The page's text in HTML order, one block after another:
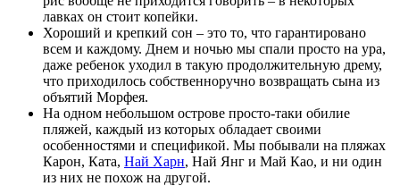
лавках он стоит копейки.
Хороший и крепкий сон – это то, что гарантировано
всем и каждому. Днем и ночью мы спали просто на ура,
даже ребенок уходил в такую продолжительную дрему,
что приходилось собственноручно возвращать сына из
объятий Морфея.
На одном небольшом острове просто-таки обилие
пляжей, каждый из которых обладает своими
особенностями и спецификой. Мы побывали на пляжах
Карон, Ката, Най Харн, Най Янг и Май Као, и ни один
из них не похож на другой.